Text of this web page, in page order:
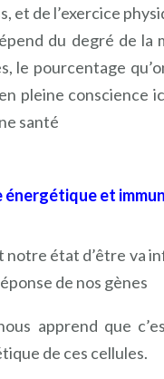
et de l’exercice
du degré de
le pourcentage
pleine conscience
santé
énergétique et
notre état d’être va
de nos gènes
apprend que
de ces cellules.